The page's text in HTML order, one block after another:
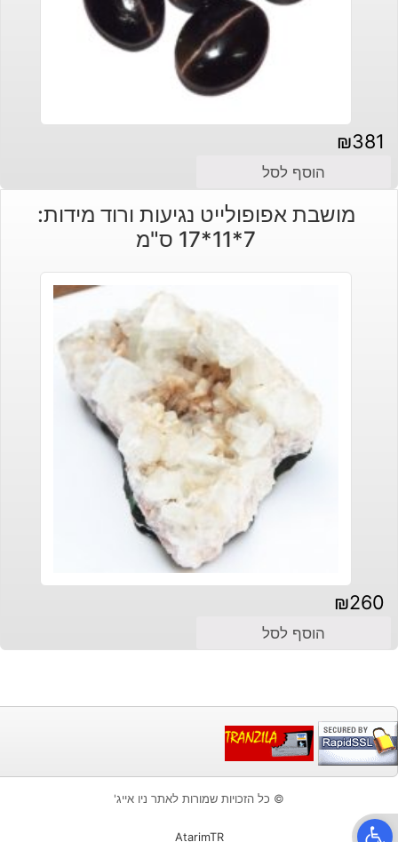
₪381
הוסף לסל
מושבת אפופולייט נגיעות ורוד מידות:
7*11*17 ס"מ
₪260
הוסף לסל
© כל הזכויות שמורות לאתר ניו אייג'
AtarimTR
פתח סרגל נגישות